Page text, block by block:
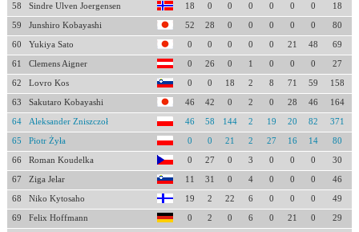
58 Sindre Ulven Joergensen 18 0 0 0 0 0 0 18
59 Junshiro Kobayashi 52 28 0 0 0 0 0 80
60 Yukiya Sato 0 0 0 0 0 21 48 69
61 Clemens Aigner 0 26 0 1 0 0 0 27
62 Lovro Kos 0 0 18 2 8 71 59 158
63 Sakutaro Kobayashi 46 42 0 2 0 28 46 164
64 Aleksander Zniszczoł 46 58 144 2 19 20 82 371
65 Piotr Żyła 0 0 21 2 27 16 14 80
66 Roman Koudelka 0 27 0 3 0 0 0 30
67 Ziga Jelar 11 31 0 4 0 0 0 46
68 Niko Kytosaho 19 2 22 6 0 0 0 49
69 Felix Hoffmann 0 2 0 6 0 21 0 29